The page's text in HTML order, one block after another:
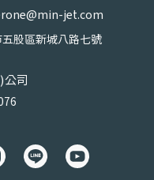
jet.com
股區新城八路七號
公司